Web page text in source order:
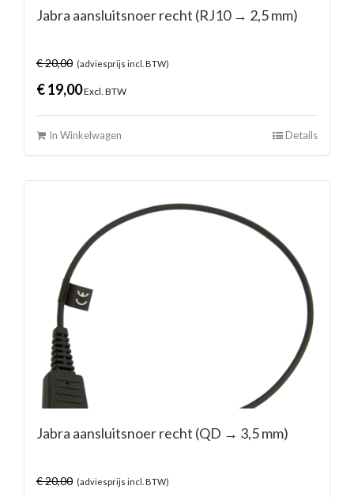
Jabra aansluitsnoer recht (RJ10 → 2,5 mm)
€20,00 (adviesprijs incl. BTW)
€19,00Excl. BTW
In Winkelwagen Details
Jabra aansluitsnoer recht (QD → 3,5 mm)
€20,00 (adviesprijs incl. BTW)